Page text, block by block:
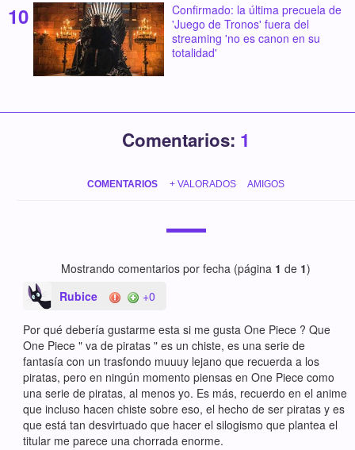
Confirmado: la última precuela de
'Juego de Tronos' fuera del
streaming 'no es canon en su
totalidad'
Comentarios: 1
COMENTARIOS + VALORADOS AMIGOS
Mostrando comentarios por fecha (página 1 de 1)
Rubice
+0
Por qué debería gustarme esta si me gusta One Piece ? Que
One Piece " va de piratas " es un chiste, es una serie de
fantasía con un trasfondo muuuy lejano que recuerda a los
piratas, pero en ningún momento piensas en One Piece como
una serie de piratas, al menos yo. Es más, recuerdo en el anime
que incluso hacen chiste sobre eso, el hecho de ser piratas y es
que está tan desvirtuado que hacer el silogismo que plantea el
titular me parece una chorrada enorme.